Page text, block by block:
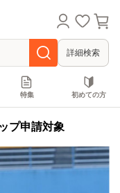
詳細検索
特集 初めての方
プ申請対象